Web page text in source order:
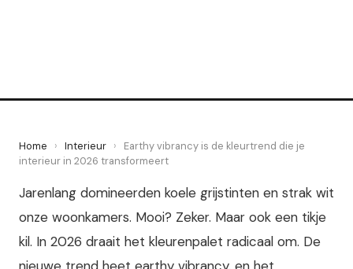
Home › Interieur ›
Earthy vibrancy is de kleurtrend die je
interieur in 2026 transformeert
Jarenlang domineerden koele grijstinten en strak wit
onze woonkamers. Mooi? Zeker. Maar ook een tikje
kil. In 2026 draait het kleurenpalet radicaal om. De